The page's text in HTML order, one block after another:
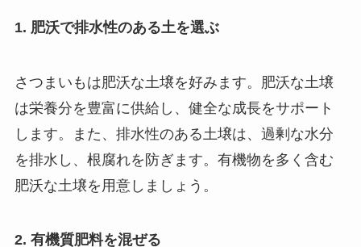
1. 肥沃で排水性のある土を選ぶ
さつまいもは肥沃な土壌を好みます。肥沃な土壌
は栄養分を豊富に供給し、健全な成長をサポート
します。また、排水性のある土壌は、過剰な水分
を排水し、根腐れを防ぎます。有機物を多く含む
肥沃な土壌を用意しましょう。
2. 有機質肥料を混ぜる